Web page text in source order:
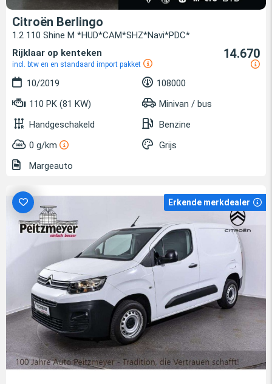
Citroën Berlingo
1.2 110 Shine M *HUD*CAM*SHZ*Navi*PDC*
Rijklaar op kenteken
incl. btw en en standaard import pakket
14.670
10/2019
108000
110 PK (81 KW)
Minivan / bus
Handgeschakeld
Benzine
0 g/km
Grijs
Margeauto
Erkende merkdealer